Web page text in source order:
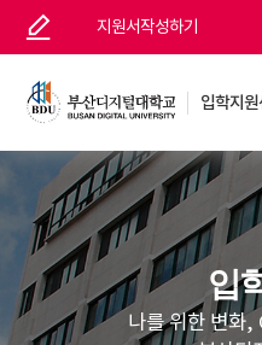
지원서작성하기
입학지원
입
나를 위한 변